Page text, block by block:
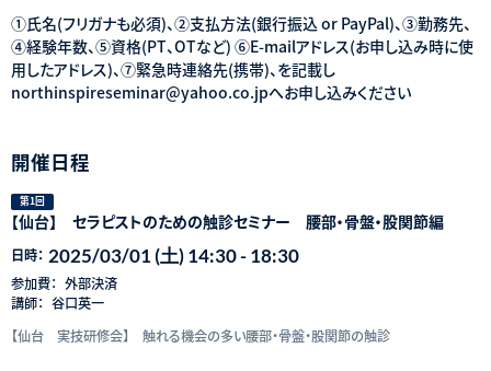
①氏名(フリガナも必須)、②支払方法(銀行振込 or PayPal)、③勤務先、
④経験年数、⑤資格(PT、OTなど) ⑥E-mailアドレス(お申し込み時に使
用したアドレス)、⑦緊急時連絡先(携帯)、を記載し
northinspireseminar@yahoo.co.jpへお申し込みください
開催日程
第1回
【仙台】 セラピストのための触診セミナー 腰部・骨盤・股関節編
日時： 2025/03/01 (土) 14:30 - 18:30
参加費： 外部決済
講師： 谷口英一
【仙台 実技研修会】 触れる機会の多い腰部・骨盤・股関節の触診